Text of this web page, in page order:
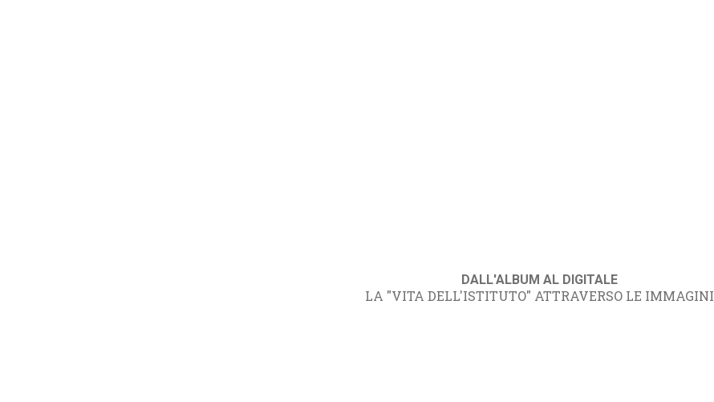
DALL'ALBUM AL DIGITALE
LA "VITA DELL'ISTITUTO" ATTRAVERSO LE IMMAGINI